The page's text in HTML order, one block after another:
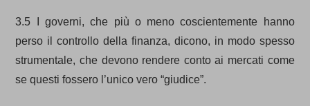
3.5 I governi, che più o meno coscientemente hanno
perso il controllo della finanza, dicono, in modo spesso
strumentale, che devono rendere conto ai mercati come
se questi fossero l’unico vero “giudice”.